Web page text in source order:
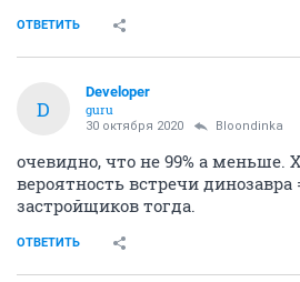
ОТВЕТИТЬ
D
Developer
guru
30 октября 2020 Bloondinka
очевидно, что не 99% а меньше.
вероятность встречи динозавра
застройщиков тогда.
ОТВЕТИТЬ